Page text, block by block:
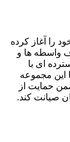
را آغاز کرده
حذف واسطه ها و
ای با
این مجموعه
حمایت از
صیانت کند.